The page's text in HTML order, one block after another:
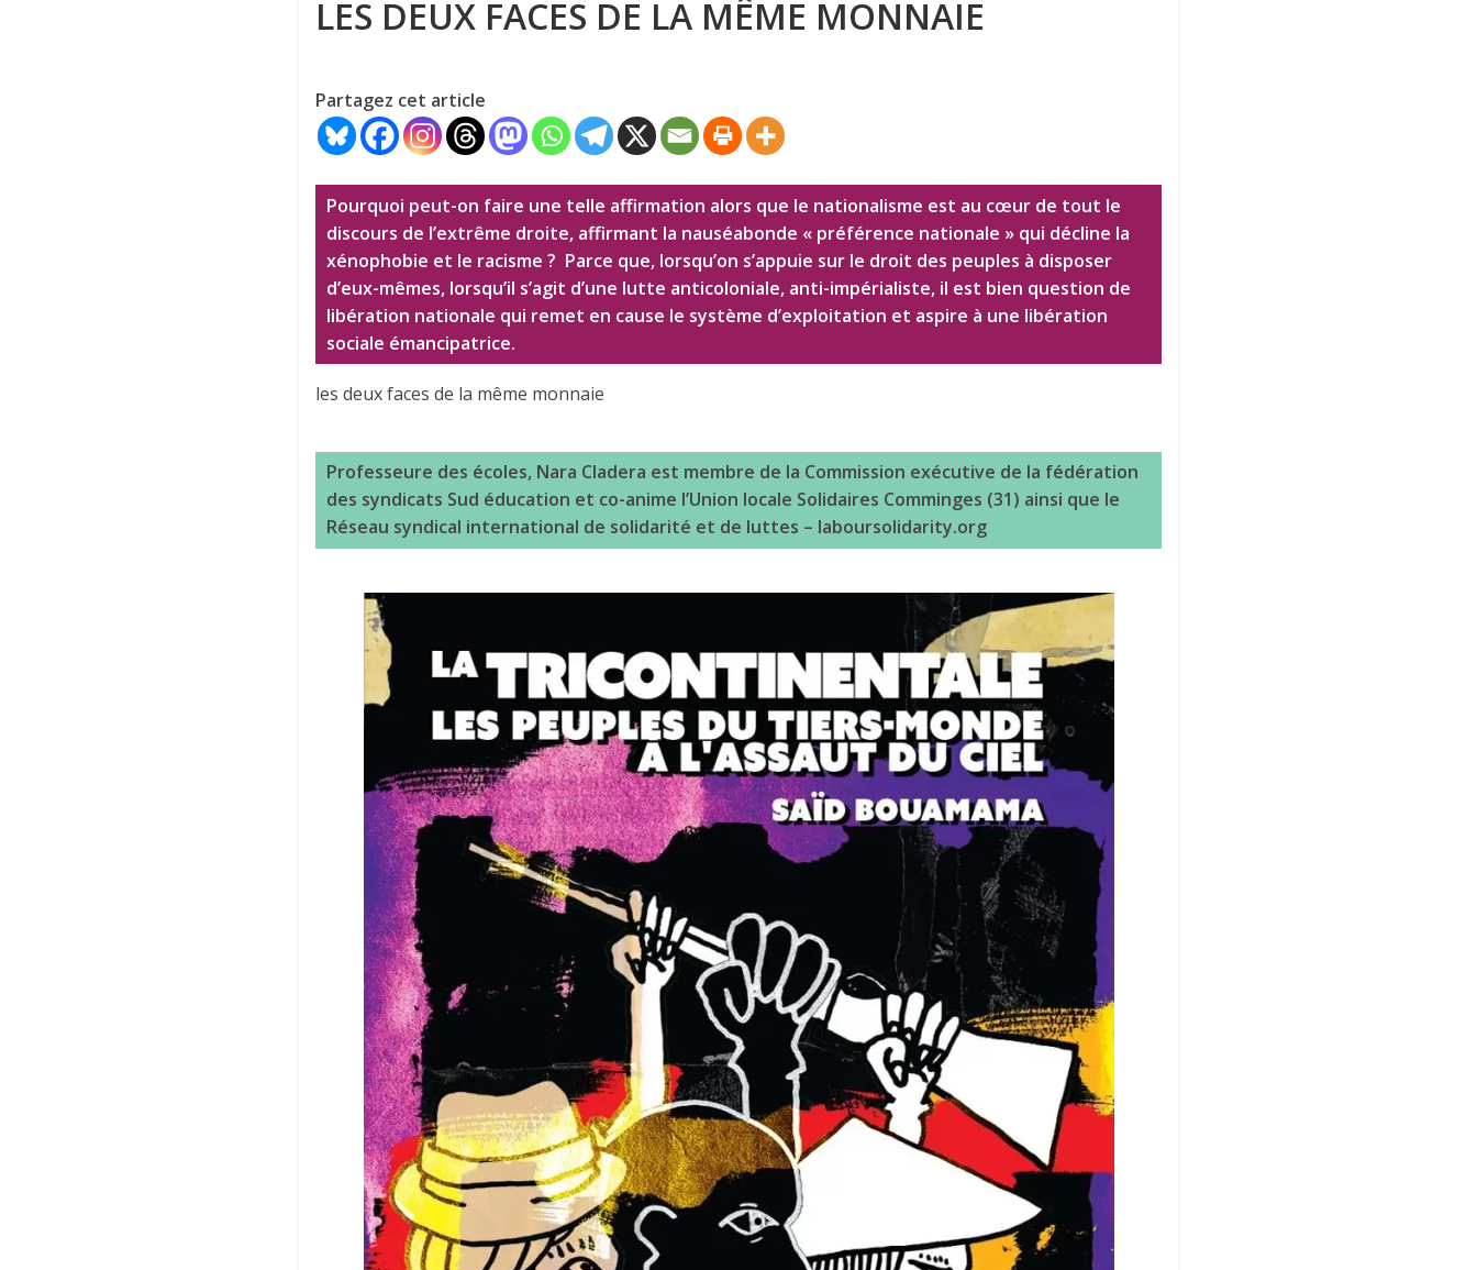
LES DEUX FACES DE LA MÊME MONNAIE
Partagez cet article
Pourquoi peut-on faire une telle affirmation alors que le nationalisme est au cœur de tout le
discours de l’extrême droite, affirmant la nauséabonde « préférence nationale » qui décline la
xénophobie et le racisme ? Parce que, lorsqu’on s’appuie sur le droit des peuples à disposer
d’eux-mêmes, lorsqu’il s’agit d’une lutte anticoloniale, anti-impérialiste, il est bien question de
libération nationale qui remet en cause le système d’exploitation et aspire à une libération
sociale émancipatrice.
les deux faces de la même monnaie
Professeure des écoles, Nara Cladera est membre de la Commission exécutive de la fédération
des syndicats Sud éducation et co-anime l’Union locale Solidaires Comminges (31) ainsi que le
Réseau syndical international de solidarité et de luttes – laboursolidarity.org